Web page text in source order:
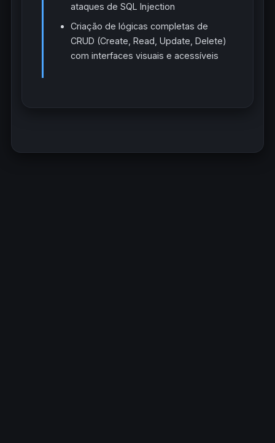
ataques de SQL Injection
Criação de lógicas completas de
CRUD (Create, Read, Update, Delete)
com interfaces visuais e acessíveis